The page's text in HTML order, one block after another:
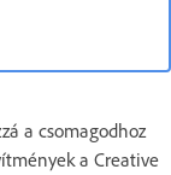
a csomagodhoz
a Creative